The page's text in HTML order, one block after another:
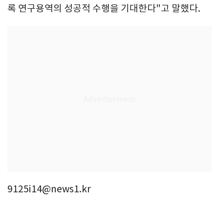
록 연구용역의 성공적 수행을 기대한다"고 말했다.
9125i14@news1.kr